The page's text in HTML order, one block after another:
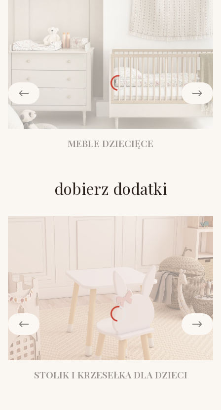
MEBLE DZIECIĘCE
dobierz dodatki
STOLIK I KRZESEŁKA DLA DZIECI